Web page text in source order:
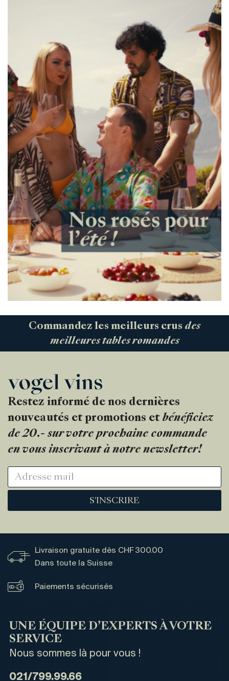
Commandez les meilleurs crus des
meilleures tables romandes
Restez informé de nos dernières
nouveautés et promotions et bénéficiez
de 20.- sur votre prochaine commande
en vous inscrivant à notre newsletter!
S'INSCRIRE
Livraison gratuite dès CHF 300.00
Dans toute la Suisse
Paiements sécurisés
UNE ÉQUIPE D’EXPERTS À VOTRE
SERVICE
Nous sommes là pour vous !
021/799.99.66